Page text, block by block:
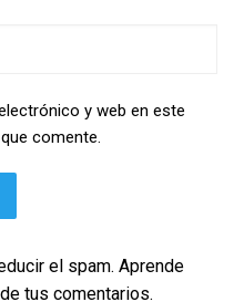
y web en este
comente.
el spam. Aprende
tus comentarios.